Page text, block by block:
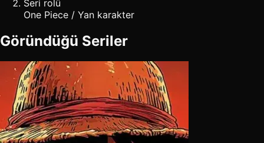
Seri rolü
One Piece / Yan karakter
Göründüğü Seriler